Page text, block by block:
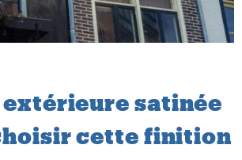
satinée
cette finition